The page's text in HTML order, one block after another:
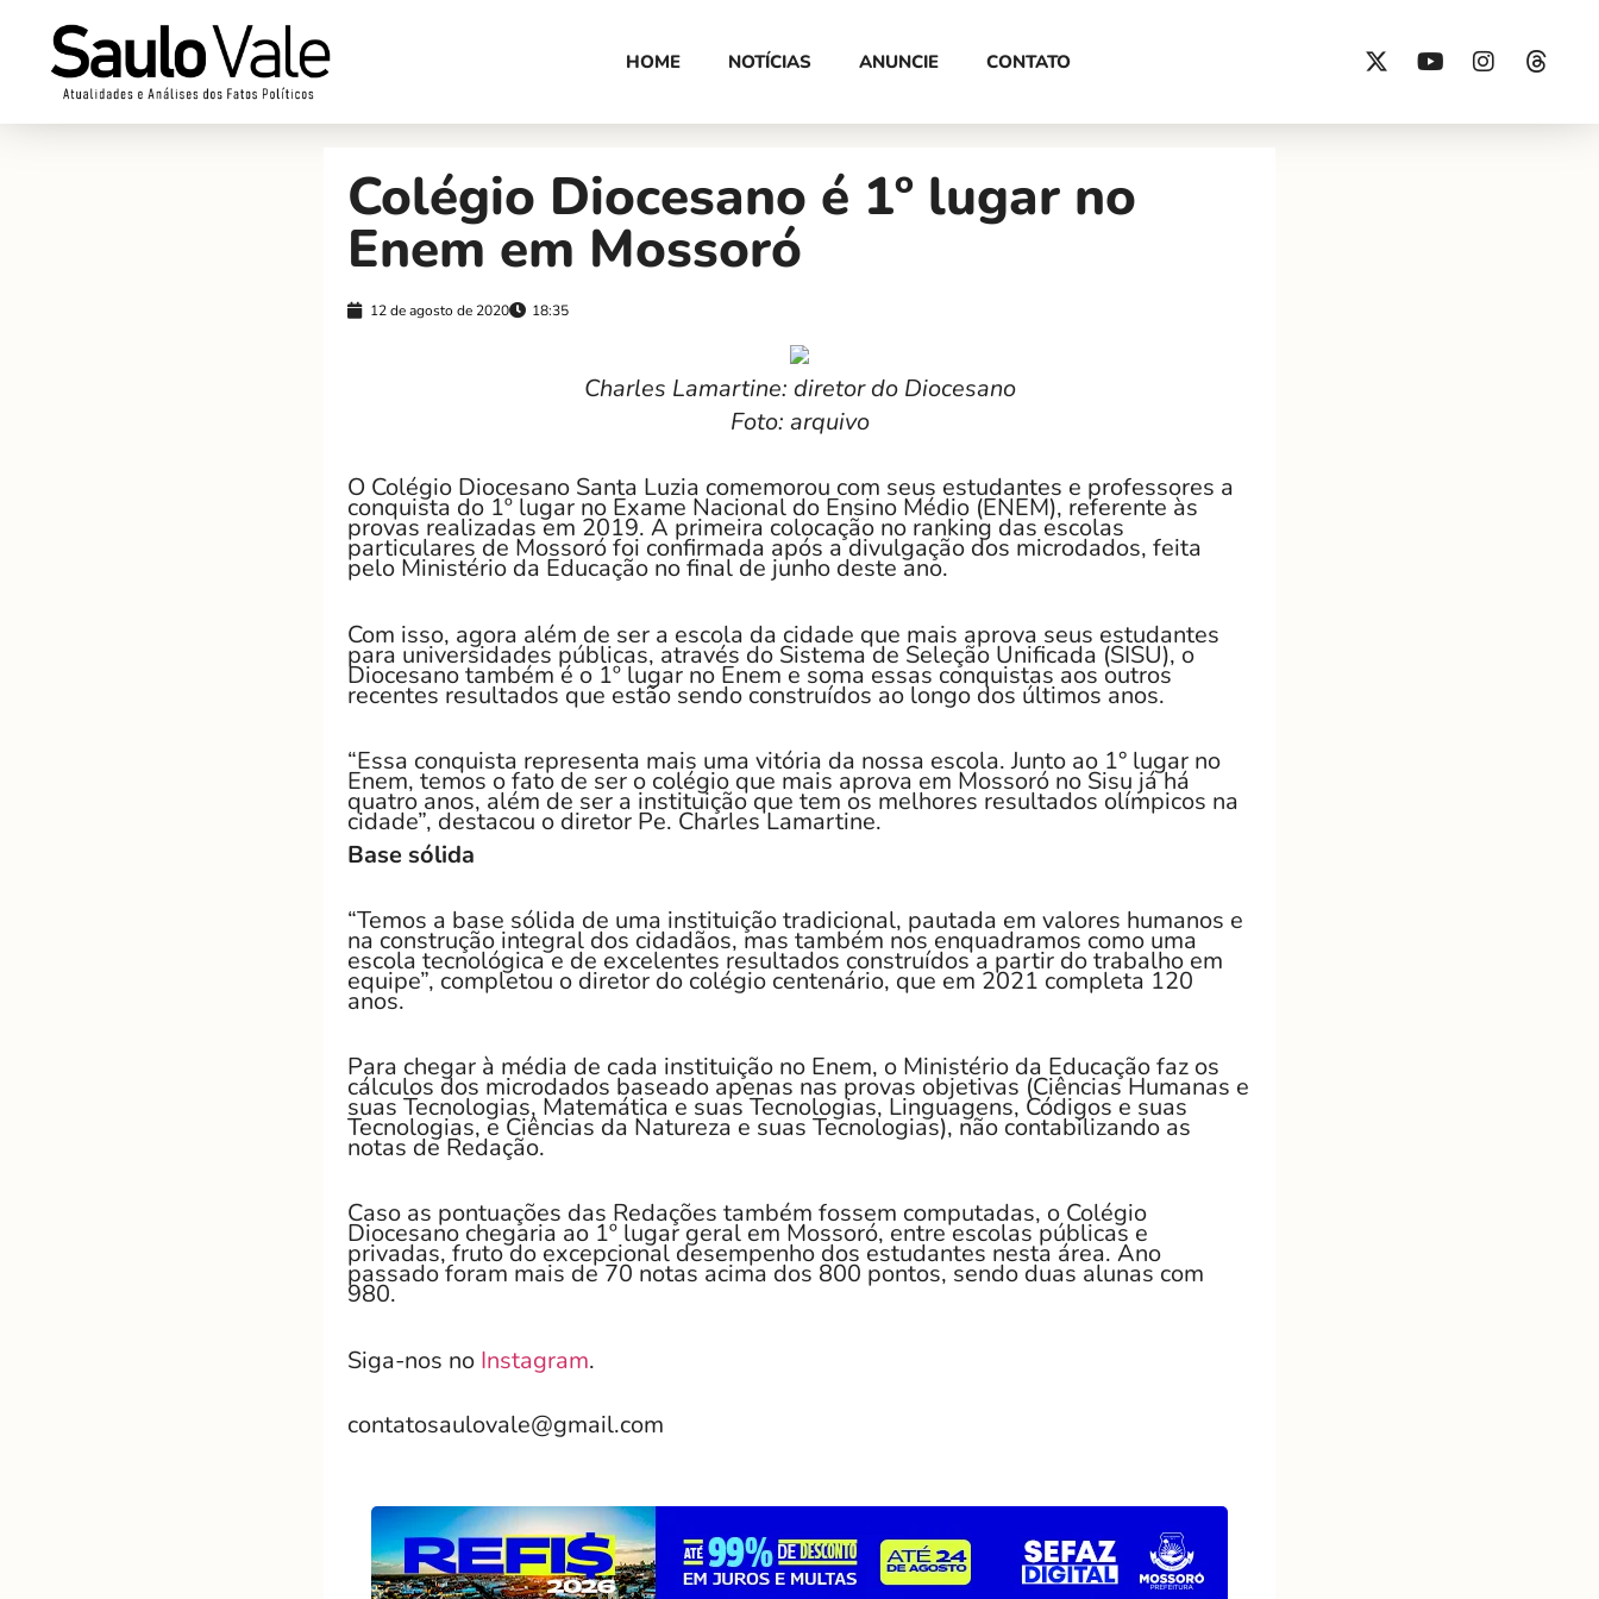
HOME NOTÍCIAS ANUNCIE CONTATO
Colégio Diocesano é 1º lugar no
Enem em Mossoró
12 de agosto de 2020 18:35
Charles Lamartine: diretor do Diocesano
Foto: arquivo
O Colégio Diocesano Santa Luzia comemorou com seus estudantes e professores a
conquista do 1º lugar no Exame Nacional do Ensino Médio (ENEM), referente às
provas realizadas em 2019. A primeira colocação no ranking das escolas
particulares de Mossoró foi confirmada após a divulgação dos microdados, feita
pelo Ministério da Educação no final de junho deste ano.
Com isso, agora além de ser a escola da cidade que mais aprova seus estudantes
para universidades públicas, através do Sistema de Seleção Unificada (SISU), o
Diocesano também é o 1º lugar no Enem e soma essas conquistas aos outros
recentes resultados que estão sendo construídos ao longo dos últimos anos.
“Essa conquista representa mais uma vitória da nossa escola. Junto ao 1° lugar no
Enem, temos o fato de ser o colégio que mais aprova em Mossoró no Sisu já há
quatro anos, além de ser a instituição que tem os melhores resultados olímpicos na
cidade”, destacou o diretor Pe. Charles Lamartine.
Base sólida
“Temos a base sólida de uma instituição tradicional, pautada em valores humanos e
na construção integral dos cidadãos, mas também nos enquadramos como uma
escola tecnológica e de excelentes resultados construídos a partir do trabalho em
equipe”, completou o diretor do colégio centenário, que em 2021 completa 120
anos.
Para chegar à média de cada instituição no Enem, o Ministério da Educação faz os
cálculos dos microdados baseado apenas nas provas objetivas (Ciências Humanas e
suas Tecnologias, Matemática e suas Tecnologias, Linguagens, Códigos e suas
Tecnologias, e Ciências da Natureza e suas Tecnologias), não contabilizando as
notas de Redação.
Caso as pontuações das Redações também fossem computadas, o Colégio
Diocesano chegaria ao 1º lugar geral em Mossoró, entre escolas públicas e
privadas, fruto do excepcional desempenho dos estudantes nesta área. Ano
passado foram mais de 70 notas acima dos 800 pontos, sendo duas alunas com
980.
Siga-nos no Instagram.
contatosaulovale@gmail.com